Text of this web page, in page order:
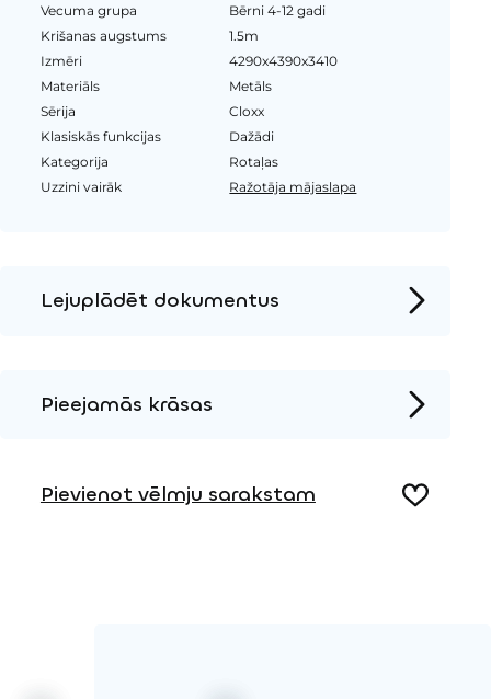
Vecuma grupa
Bērni 4-12 gadi
Krišanas augstums
1.5m
Izmēri
4290x4390x3410
Materiāls
Metāls
Sērija
Cloxx
Klasiskās funkcijas
Dažādi
Kategorija
Rotaļas
Uzzini vairāk
Ražotāja mājaslapa
Lejuplādēt dokumentus
2D DWG – Sānu skats
3D DWG
Pieejamās krāsas
Pievienot vēlmju sarakstam